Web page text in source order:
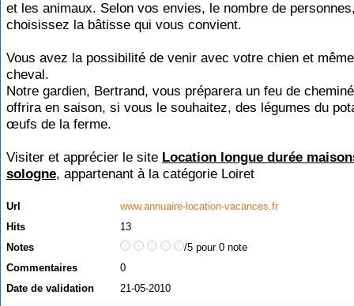
et les animaux. Selon vos envies, le nombre de
choisissez la bâtisse qui vous convient.
Vous avez la possibilité de venir avec votre chien et
cheval.
Notre gardien, Bertrand, vous préparera un feu de
offrira en saison, si vous le souhaitez, des légumes du
œufs de la ferme.
Visiter et apprécier le site Location longue durée
sologne, appartenant à la catégorie Loiret
Url
www.annuaire-location-vacances.fr
Hits
13
Notes
/5 pour 0 note
Commentaires
0
Date de validation
21-05-2010